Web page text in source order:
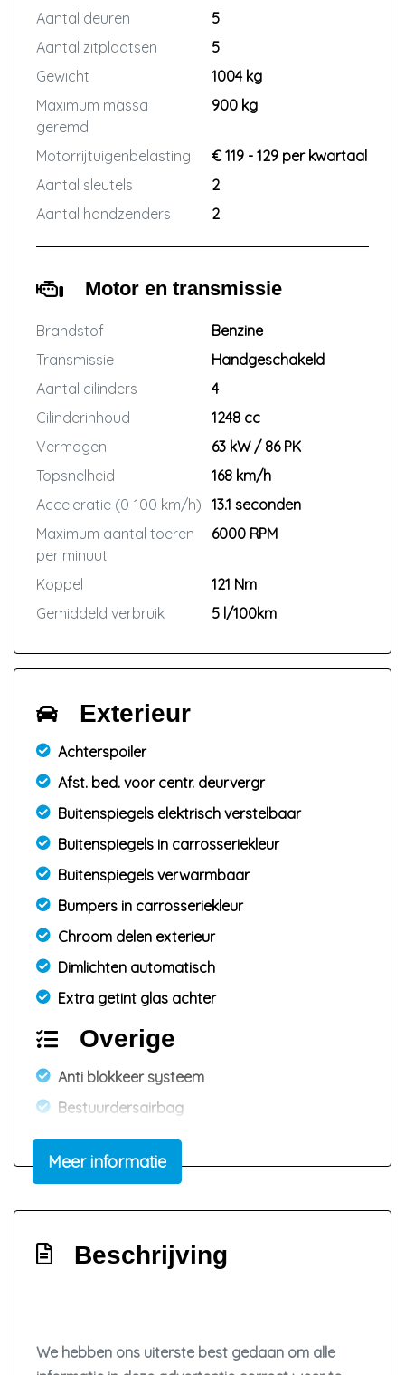
Aantal deuren
5
Aantal zitplaatsen
5
Gewicht
1004 kg
Maximum massa
geremd
900 kg
Motorrijtuigenbelasting
€ 119 - 129 per kwartaal
Aantal sleutels
2
Aantal handzenders
2
Motor en transmissie
Brandstof
Benzine
Transmissie
Handgeschakeld
Aantal cilinders
4
Cilinderinhoud
1248 cc
Vermogen
63 kW / 86 PK
Topsnelheid
168 km/h
Acceleratie (0-100 km/h) 13.1 seconden
Maximum aantal toeren
per minuut
6000 RPM
Koppel
121 Nm
Gemiddeld verbruik
5 l/100km
Exterieur
Achterspoiler
Afst. bed. voor centr. deurvergr
Buitenspiegels elektrisch verstelbaar
Buitenspiegels in carrosseriekleur
Buitenspiegels verwarmbaar
Bumpers in carrosseriekleur
Chroom delen exterieur
Dimlichten automatisch
Extra getint glas achter
Overige
Anti blokkeer systeem
Bestuurdersairbag
Elektronisch stabiliteits programma
Hoofd airbag(s) achter
Zij airbag(s) voor
Airco
Meer informatie
Beschrijving
We hebben ons uiterste best gedaan om alle